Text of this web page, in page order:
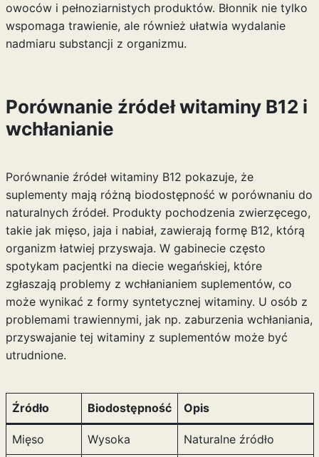
owoców i pełnoziarnistych produktów. Błonnik nie tylko
wspomaga trawienie, ale również ułatwia wydalanie
nadmiaru substancji z organizmu.
Porównanie źródeł witaminy B12 i
wchłanianie
Porównanie źródeł witaminy B12 pokazuje, że
suplementy mają różną biodostępność w porównaniu do
naturalnych źródeł. Produkty pochodzenia zwierzęcego,
takie jak mięso, jaja i nabiał, zawierają formę B12, którą
organizm łatwiej przyswaja. W gabinecie często
spotykam pacjentki na diecie wegańskiej, które
zgłaszają problemy z wchłanianiem suplementów, co
może wynikać z formy syntetycznej witaminy. U osób z
problemami trawiennymi, jak np. zaburzenia wchłaniania,
przyswajanie tej witaminy z suplementów może być
utrudnione.
Źródło Biodostępność Opis
Mięso Wysoka Naturalne źródło